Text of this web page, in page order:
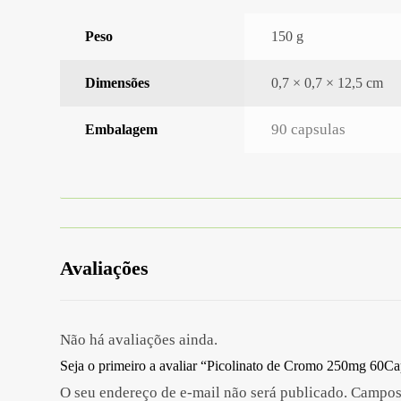
Peso 150 g
Dimensões 0,7 × 0,7 × 12,5 cm
Embalagem 90 capsulas
Avaliações
Não há avaliações ainda.
Seja o primeiro a avaliar “Picolinato de Cromo 250mg
O seu endereço de e-mail não será publicado.